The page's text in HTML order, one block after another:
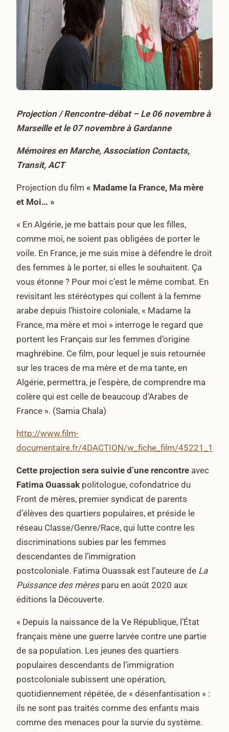
Projection / Rencontre-débat – Le 06 novembre à
Marseille et le 07 novembre à Gardanne
Mémoires en Marche, Association Contacts,
Transit, ACT
Projection du film « Madame la France, Ma mère
et Moi… »
« En Algérie, je me battais pour que les filles,
comme moi, ne soient pas obligées de porter le
voile. En France, je me suis mise à défendre le droit
des femmes à le porter, si elles le souhaitent. Ça
vous étonne ? Pour moi c’est le même combat. En
revisitant les stéréotypes qui collent à la femme
arabe depuis l’histoire coloniale, « Madame la
France, ma mère et moi » interroge le regard que
portent les Français sur les femmes d’origine
maghrébine. Ce film, pour lequel je suis retournée
sur les traces de ma mère et de ma tante, en
Algérie, permettra, je l’espère, de comprendre ma
colère qui est celle de beaucoup d’Arabes de
France ». (Samia Chala)
http://www.film-
documentaire.fr/4DACTION/w_fiche_film/45221_1
Cette projection sera suivie d’une rencontre avec
Fatima Ouassak politologue, cofondatrice du
Front de mères, premier syndicat de parents
d’élèves des quartiers populaires, et préside le
réseau Classe/Genre/Race, qui lutte contre les
discriminations subies par les femmes
descendantes de l’immigration
postcoloniale. Fatima Ouassak est l’auteure de La
Puissance des mèresparu en août 2020 aux
éditions la Découverte.
« Depuis la naissance de la Ve République, l’État
français mène une guerre larvée contre une partie
de sa population. Les jeunes des quartiers
populaires descendants de l’immigration
postcoloniale subissent une opération,
quotidiennement répétée, de « désenfantisation » :
ils ne sont pas traités comme des enfants mais
comme des menaces pour la survie du système.